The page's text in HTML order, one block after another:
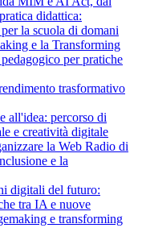
didattica:
la scuola di domani
e la Transforming
per pratiche
trasformativo
all'idea: percorso di
e creatività digitale
la Web Radio di
e la
digitali del futuro:
tra IA e nuove
e transforming